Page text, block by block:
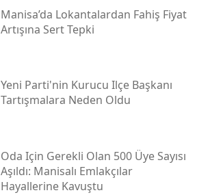
Manisa’da Lokantalardan Fahiş Fiyat
Artışına Sert Tepki
Yeni Parti'nin Kurucu Ilçe Başkanı
Tartışmalara Neden Oldu
Oda Için Gerekli Olan 500 Üye Sayısı
Aşıldı: Manisalı Emlakçılar
Hayallerine Kavuştu